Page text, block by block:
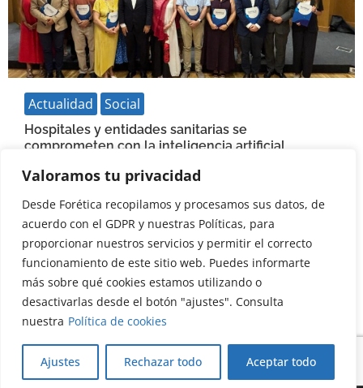
Valoramos tu privacidad
Desde Forética recopilamos y procesamos sus datos, de
acuerdo con el GDPR y nuestras Políticas, para
proporcionar nuestros servicios y permitir el correcto
funcionamiento de este sitio web. Puedes informarte
más sobre qué cookies estamos utilizando o
desactivarlas desde el botón "ajustes". Consulta
nuestra Política de cookies
Ajustes Rechazar todo Aceptar todo
Actualidad Social
Hospitales y entidades sanitarias se
comprometen con la inteligencia artificial
03/07/2026
Leer más